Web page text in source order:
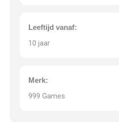
Leeftijd vanaf:
10 jaar
Merk:
999 Games